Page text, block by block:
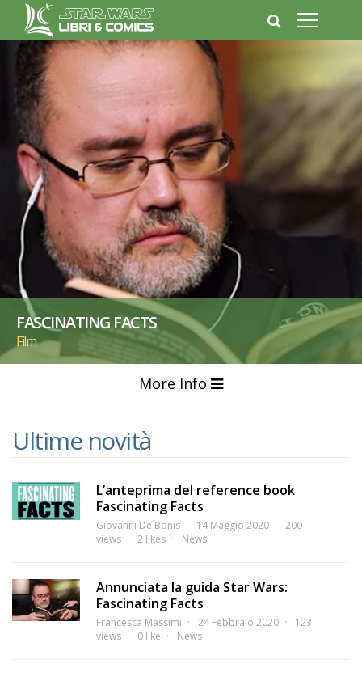
FASCINATING FACTS
Film
More Info
Ultime novità
L’anteprima del reference book
Fascinating Facts
Giovanni De Bonis 14 Maggio 2020
200
views
2 likes News
Annunciata la guida Star Wars:
Fascinating Facts
Francesca Massimi 24 Febbraio 2020
123
views
0 like News